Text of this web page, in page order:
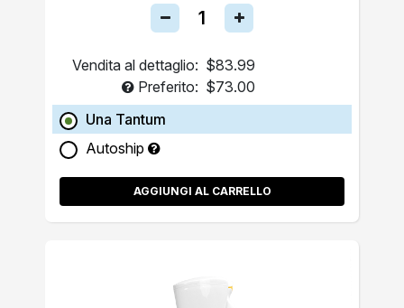
Vendita al dettaglio: $83.99
Preferito: $73.00
Una Tantum
Autoship
AGGIUNGI AL CARRELLO